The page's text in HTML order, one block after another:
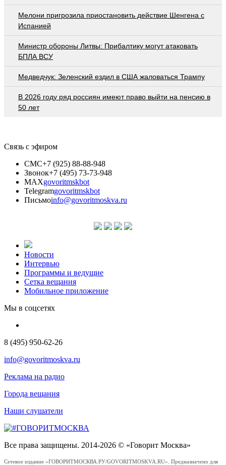
Мелони пригрозила приостановить действие Шенгена с
Испанией
Министр обороны Литвы: Прибалтику могут атаковать
БПЛА ВСУ
Медведчук: Зеленский ездил в США жаловаться Трампу
В 2026 году ряд россиян имеют право выйти на пенсию в
50 лет
Связь с эфиром
СМС+7 (925) 88-88-948
Звонок+7 (495) 73-73-948
MAXgovoritmskbot
Telegramgovoritmskbot
Письмоinfo@govoritmoskva.ru
Новости
Интервью
Программы и ведущие
Сетка вещания
Мобильное приложение
Мы в соцсетях
8 (495) 950-62-26
info@govoritmoskva.ru
Реклама на радио
Города вещания
Наши слушатели
Все права защищены. 2014-2026 © «Говорит Москва»
Сетевое издание «ГОВОРИТМОСКВА.РУ/GOVORITMOSKVA.RU». Предназначено для